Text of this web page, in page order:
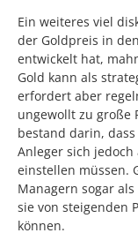
Ein weiteres viel
der Goldpreis in
entwickelt hat,
Gold kann als
erfordert aber
ungewollt zu große
bestand darin,
Anleger sich
einstellen müssen.
Managern sogar
sie von steigenden
können.